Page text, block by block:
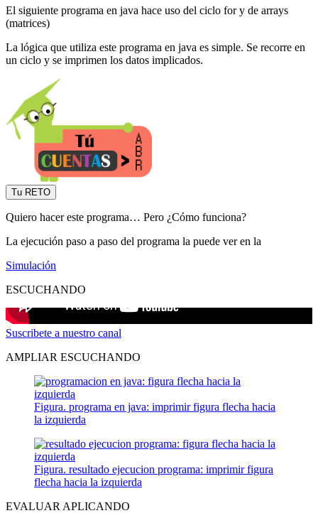
El siguiente programa en java hace uso del ciclo for y de arrays
(matrices)
La lógica que utiliza este programa en java es simple. Se recorre en
un ciclo y se imprimen los datos implicados.
Tu RETO
Quiero hacer este programa… Pero ¿Cómo funciona?
La ejecución paso a paso del programa la puede ver en la
Simulación
ESCUCHANDO
Suscribete a nuestro canal
AMPLIAR ESCUCHANDO
Figura. programa en java: imprimir figura flecha hacia
la izquierda
Figura. resultado ejecucion programa: imprimir figura
flecha hacia la izquierda
EVALUAR APLICANDO